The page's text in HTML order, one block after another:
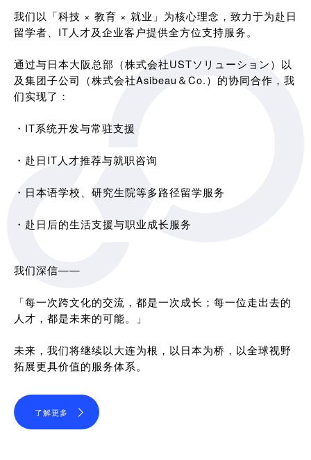
我们以「科技 × 教育 × 就业」为核心理念，致力于为赴日
留学者、IT人才及企业客户提供全方位支持服务。
通过与日本大阪总部（株式会社USTソリューション）以
及集团子公司（株式会社Asibeau＆Co.）的协同合作，我
们实现了：
・IT系统开发与常驻支援
・赴日IT人才推荐与就职咨询
・日本语学校、研究生院等多路径留学服务
・赴日后的生活支援与职业成长服务
我们深信——
「每一次跨文化的交流，都是一次成长；每一位走出去的
人才，都是未来的可能。」
未来，我们将继续以大连为根，以日本为桥，以全球视野
拓展更具价值的服务体系。
了解更多